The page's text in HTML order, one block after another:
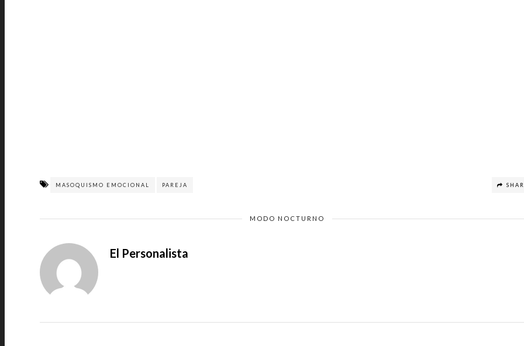
MASOQUISMO EMOCIONAL PAREJA
MODO NOCTURNO
El Personalista